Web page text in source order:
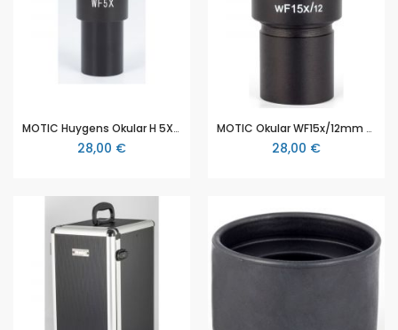
MOTIC Huygens Okular H 5X/14.5mm
28,00 €
MOTIC Okular WF15x/12mm (RedLine100)
28,00 €